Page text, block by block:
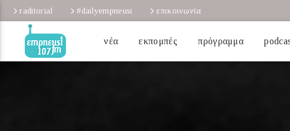
raditorial #dailyempneusi επικοινωνία
νέα εκπομπές πρόγραμμα